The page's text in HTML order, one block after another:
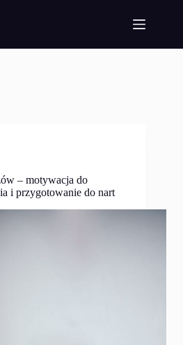
– motywacja do
i przygotowanie do nart